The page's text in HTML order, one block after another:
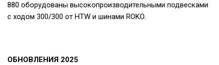
880 оборудованы высокопроизводительными подвесками
с ходом 300/300 от HTW и шинами ROKO.
ОБНОВЛЕНИЯ 2025